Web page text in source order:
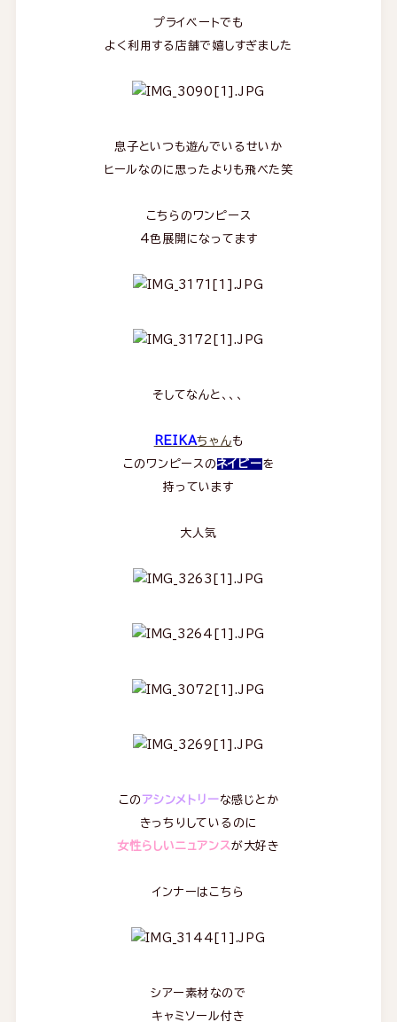
プライベートでも
よく利用する店舗で嬉しすぎました
息子といつも遊んでいるせいか
ヒールなのに思ったよりも飛べた笑
こちらのワンピース
4色展開になってます
そしてなんと、、、
REIKAちゃんも
このワンピースのネイビーを
持っています
大人気
このアシンメトリーな感じとか
きっちりしているのに
女性らしいニュアンスが大好き
インナーはこちら
シアー素材なので
キャミソール付き